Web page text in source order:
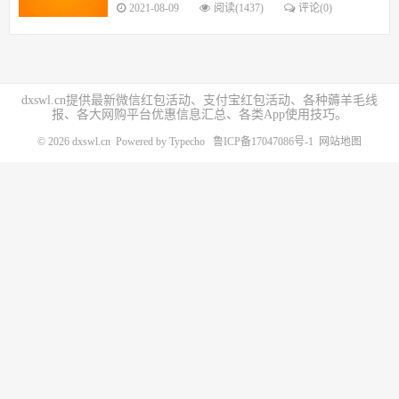
2021-08-09 阅读(1437) 评论(0)
dxswl.cn提供最新微信红包活动、支付宝红包活动、各种薅羊毛线
报、各大网购平台优惠信息汇总、各类App使用技巧。
© 2026 dxswl.cn Powered by Typecho 鲁ICP备17047086号-1 网站地图